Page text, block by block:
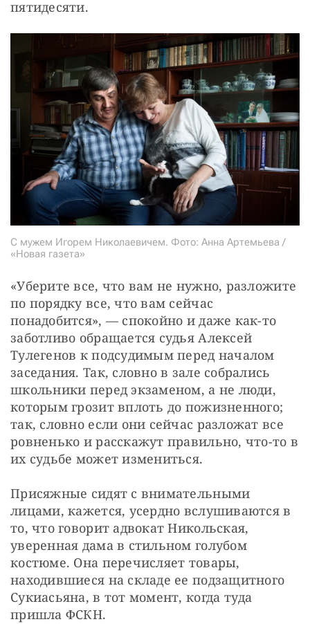
пятидесяти.
С мужем Игорем Николаевичем. Фото: Анна Артемьева /
«Новая газета»
«Уберите все, что вам не нужно, разложите
по порядку все, что вам сейчас
понадобится», — ​спокойно и даже как-то
заботливо обращается судья Алексей
Тулегенов к подсудимым перед началом
заседания. Так, словно в зале собрались
школьники перед экзаменом, а не люди,
которым грозит вплоть до пожизненного;
так, словно если они сейчас разложат все
ровненько и расскажут правильно, что-то в
их судьбе может измениться.
Присяжные сидят с внимательными
лицами, кажется, усердно вслушиваются в
то, что говорит адвокат Никольская,
уверенная дама в стильном голубом
костюме. Она перечисляет товары,
находившиеся на складе ее подзащитного
Сукиасьяна, в тот момент, когда туда
пришла ФСКН.